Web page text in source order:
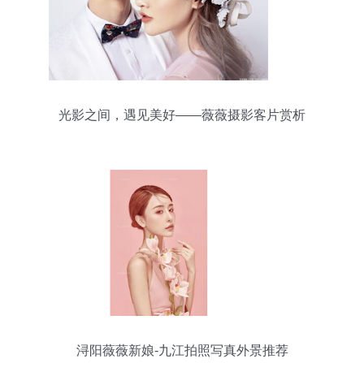
光影之间，遇见美好——薇薇摄影客片赏析
浔阳薇薇新娘-九江拍照写真外景推荐